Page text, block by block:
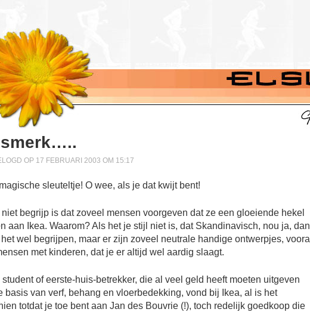
OP 17 FEBRUARI 2003 OM 15:17
niet begrijp is dat zoveel mensen voorgeven dat ze een gloeiende hekel
aan Ikea. Waarom? Als het je stijl niet is, dat Skandinavisch, nou ja, dan
het wel begrijpen, maar er zijn zoveel neutrale handige ontwerpjes, vooral
met kinderen, dat je er altijd wel aardig slaagt.
student of eerste-huis-betrekker, die al veel geld heeft moeten uitgeven
basis van verf, behang en vloerbedekking, vond bij Ikea, al is het
totdat je toe bent aan Jan des Bouvrie (!), toch redelijk goedkoop die